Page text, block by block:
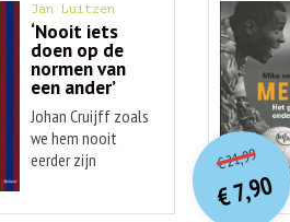
Jan Luitzen
‘Nooit iets
doen op de
normen van
een ander’
Johan Cruijff zoals
we hem nooit
eerder zijn
€21,99prijs
€
€7,90
prijs
is:
€